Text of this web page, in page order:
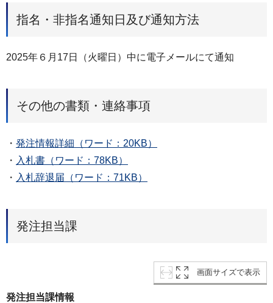
指名・非指名通知日及び通知方法
2025年６月17日（火曜日）中に電子メールにて通知
その他の書類・連絡事項
・ 発注情報詳細（ワード：20KB）
・ 入札書（ワード：78KB）
・ 入札辞退届（ワード：71KB）
発注担当課
画面サイズで表示
発注担当課情報